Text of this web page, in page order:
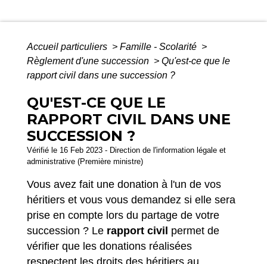
Accueil particuliers > Famille - Scolarité >
Règlement d'une succession > Qu'est-ce que le
rapport civil dans une succession ?
QU'EST-CE QUE LE
RAPPORT CIVIL DANS UNE
SUCCESSION ?
Vérifié le 16 Feb 2023 - Direction de l'information légale et
administrative (Première ministre)
Vous avez fait une donation à l'un de vos
héritiers et vous vous demandez si elle sera
prise en compte lors du partage de votre
succession ? Le rapport civil permet de
vérifier que les donations réalisées
respectent les droits des héritiers au